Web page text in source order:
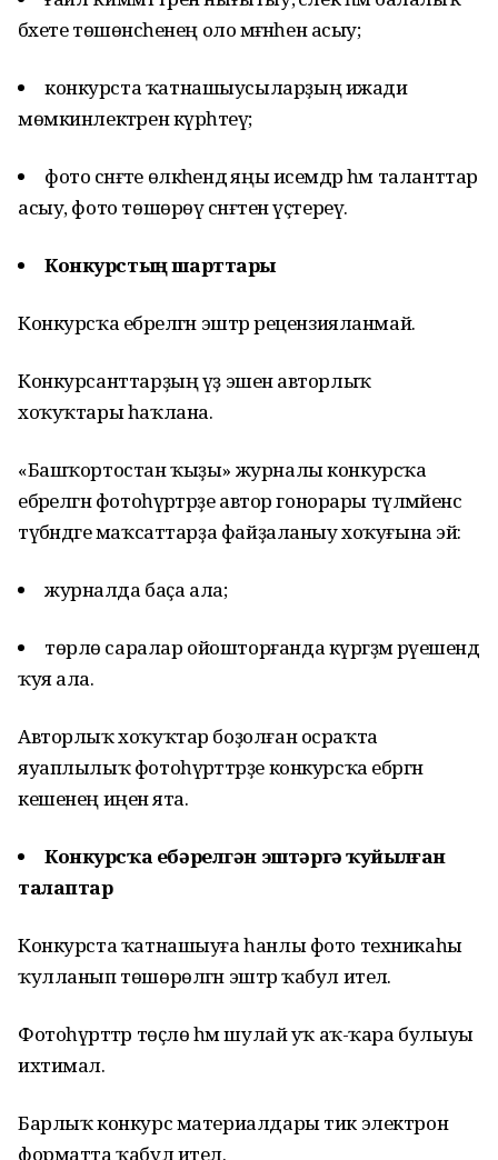
бәхете төшөнсәһенең оло мәғәнәһен асыу;
конкурста ҡатнашыусыларҙың ижади
мөмкинлектәрен күрһәтеү;
фото сәнғәте өлкәһендә яңы исемдәр һәм таланттар
асыу, фото төшөрөү сәнғәтен үҫтереү.
Конкурстың шарттары
Конкурсҡа ебәрелгән эштәр рецензияланмай.
Конкурсанттарҙың үҙ эшенә авторлыҡ
хоҡуҡтары һаҡлана.
«Башҡортостан ҡыҙы» журналы конкурсҡа
ебәрелгән фотоһүрәтәрҙе автор гонорары түләмәйенсә
түбәндәге маҡсаттарҙа файҙаланыу хоҡуғына эйә:
журналда баҫа ала;
төрлө саралар ойошторғанда күргәҙмә рәүешендә
ҡуя ала.
Авторлыҡ хоҡуҡтар боҙолған осраҡта
яуаплылыҡ фотоһүрәттәрҙе конкурсҡа ебәргән
кешенең иңенә ята.
Конкурсҡа ебәрелгән эштәргә ҡуйылған
талаптар
Конкурста ҡатнашыуға һанлы фото техникаһы
ҡулланып төшөрөлгән эштәр ҡабул ителә.
Фотоһүрәттәр төҫлө һәм шулай уҡ аҡ-ҡара булыуы
ихтимал.
Барлыҡ конкурс материалдары тик электрон
форматта ҡабул ителә.